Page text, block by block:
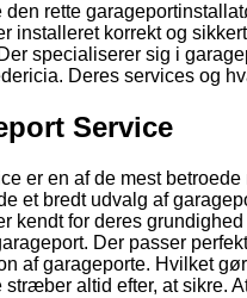
rette
installeret korrekt og
specialiserer sig i
Deres services og
Service
er en af de mest
et bredt udvalg af
kendt for deres
Der passer
af garageporte. Hvilket
stræber altid efter, at sikre.